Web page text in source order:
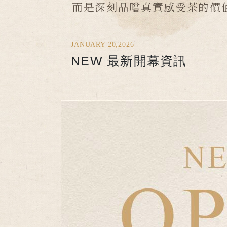
而是深刻品嚐真實感受茶的價
JANUARY 20,2026
NEW 最新開幕資訊